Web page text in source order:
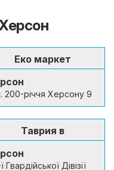
Херсон
Еко маркет
200-річчя Херсону 9
Таврия в
Гвардійської Дівізії